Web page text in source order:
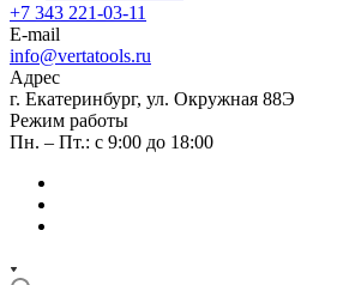
+7 343 221-03-11
E-mail
info@vertatools.ru
Адрес
г. Екатеринбург, ул. Окружная 88Э
Режим работы
Пн. – Пт.: с 9:00 до 18:00